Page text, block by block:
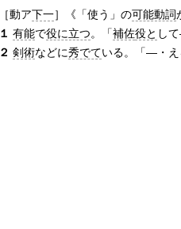
［動ア下一］ 《「使う」の可能動詞
１ 有能で役に立つ。「補佐役と し
２ 剣術などに秀でている。「―・え